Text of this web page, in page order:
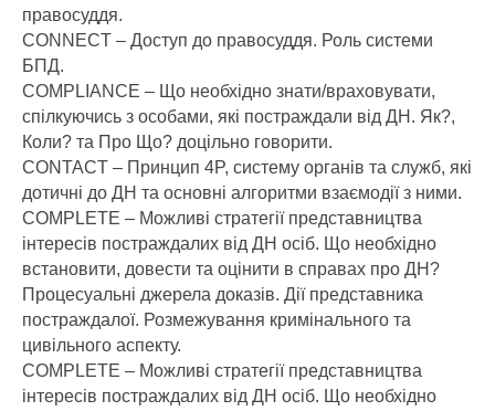
правосуддя.
CONNECT – Доступ до правосуддя. Роль системи
БПД.
COMPLIANCE – Що необхідно знати/враховувати,
спілкуючись з особами, які постраждали від ДН. Як?,
Коли? та Про Що? доцільно говорити.
CONTACT – Принцип 4P, систему органів та служб, які
дотичні до ДН та основні алгоритми взаємодії з ними.
COMPLETE – Можливі стратегії представництва
інтересів постраждалих від ДН осіб. Що необхідно
встановити, довести та оцінити в справах про ДН?
Процесуальні джерела доказів. Дії представника
постраждалої. Розмежування кримінального та
цивільного аспекту.
COMPLETE – Можливі стратегії представництва
інтересів постраждалих від ДН осіб. Що необхідно